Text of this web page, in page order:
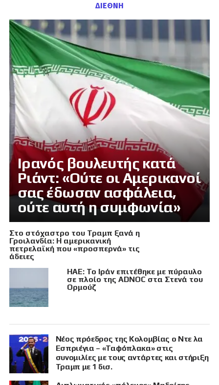
ΔΙΕΘΝΗ
Ιρανός βουλευτής κατά
Ριάντ: «Ούτε οι Αμερικανοί
σας έδωσαν ασφάλεια,
ούτε αυτή η συμφωνία»
Στο στόχαστρο του Τραμπ ξανά η
Γροιλανδία: Η αμερικανική
πετρελαϊκή που «προσπερνά» τις
άδειες
ΗΑΕ: Το Ιράν επιτέθηκε με πύραυλο
σε πλοίο της ADNOC στα Στενά του
Ορμούζ
Νέος πρόεδρος της Κολομβίας ο Ντε λα
Εσπριέγια – «Ταφόπλακα» στις
συνομιλίες με τους αντάρτες και στήριξη
Τραμπ με 1 δισ.